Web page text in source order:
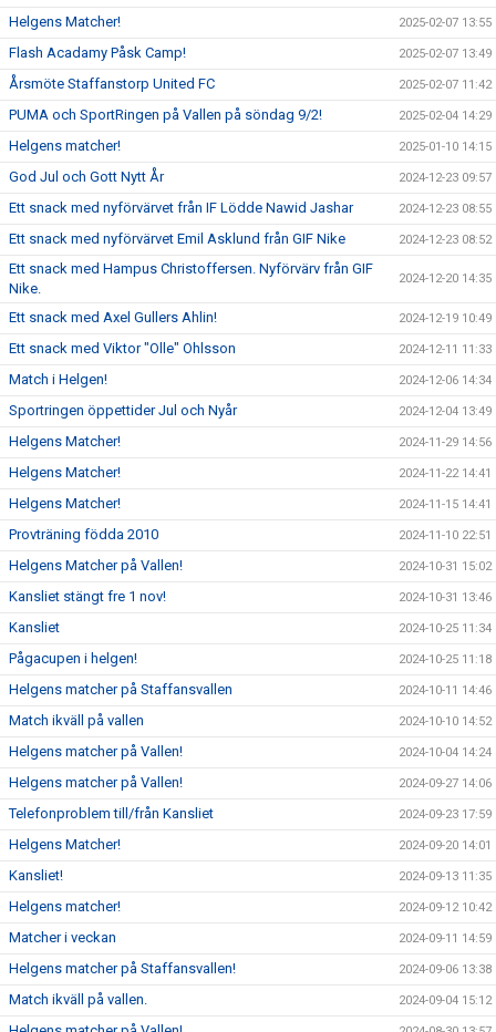
Helgens Matcher! 2025-02-07 13:55
Flash Acadamy Påsk Camp! 2025-02-07 13:49
Årsmöte Staffanstorp United FC 2025-02-07 11:42
PUMA och SportRingen på Vallen på söndag 9/2! 2025-02-04 14:29
Helgens matcher! 2025-01-10 14:15
God Jul och Gott Nytt År 2024-12-23 09:57
Ett snack med nyförvärvet från IF Lödde Nawid Jashar 2024-12-23 08:55
Ett snack med nyförvärvet Emil Asklund från GIF Nike 2024-12-23 08:52
Ett snack med Hampus Christoffersen. Nyförvärv från GIF
Nike.
2024-12-20 14:35
Ett snack med Axel Gullers Ahlin! 2024-12-19 10:49
Ett snack med Viktor "Olle" Ohlsson 2024-12-11 11:33
Match i Helgen! 2024-12-06 14:34
Sportringen öppettider Jul och Nyår 2024-12-04 13:49
Helgens Matcher! 2024-11-29 14:56
Helgens Matcher! 2024-11-22 14:41
Helgens Matcher! 2024-11-15 14:41
Provträning födda 2010 2024-11-10 22:51
Helgens Matcher på Vallen! 2024-10-31 15:02
Kansliet stängt fre 1 nov! 2024-10-31 13:46
Kansliet 2024-10-25 11:34
Pågacupen i helgen! 2024-10-25 11:18
Helgens matcher på Staffansvallen 2024-10-11 14:46
Match ikväll på vallen 2024-10-10 14:52
Helgens matcher på Vallen! 2024-10-04 14:24
Helgens matcher på Vallen! 2024-09-27 14:06
Telefonproblem till/från Kansliet 2024-09-23 17:59
Helgens Matcher! 2024-09-20 14:01
Kansliet! 2024-09-13 11:35
Helgens matcher! 2024-09-12 10:42
Matcher i veckan 2024-09-11 14:59
Helgens matcher på Staffansvallen! 2024-09-06 13:38
Match ikväll på vallen. 2024-09-04 15:12